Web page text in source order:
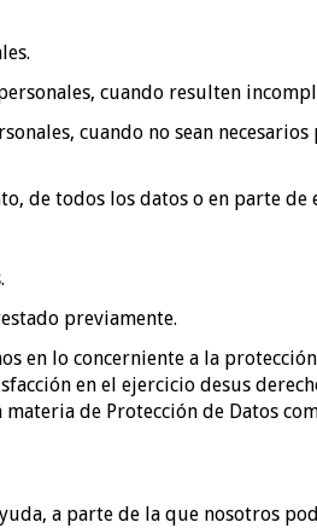
cuando resulten
cuando no sean
de todos los datos o en parte de
previamente.
en lo concerniente a la
en el ejercicio desus
de Protección de Datos
a parte de la que nosotros